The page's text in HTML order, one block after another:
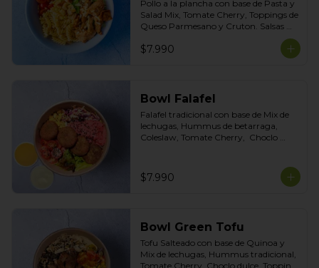
Pollo a la plancha con base de Pasta y
Salad Mix, Tomate Cherry, Toppings de
Queso Parmesano y Cruton. Salsas
$7.990
Bowl Falafel
Falafel tradicional con base de Mix de
lechugas, Hummus de betarraga,
Coleslaw, Tomate Cherry,  Choclo
$7.990
Bowl Green Tofu
Tofu Salteado con base de Quinoa y
Mix de lechugas, Hummus tradicional,
Tomate Cherry, Choclo dulce, Topping